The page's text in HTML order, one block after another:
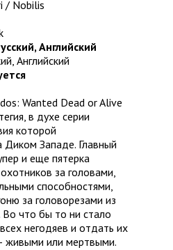
/ Nobilis
Английский
Английский
Wanted Dead or Alive
в духе серии
которой
Диком Западе. Главный
и еще пятерка
за головами,
способностями,
за головорезами из
что бы то ни стало
негодяев и отдать их
живыми или мертвыми.